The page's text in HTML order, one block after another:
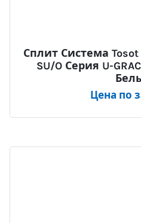
Сплит Система Tosot
SU/O Серия U-
Цена по